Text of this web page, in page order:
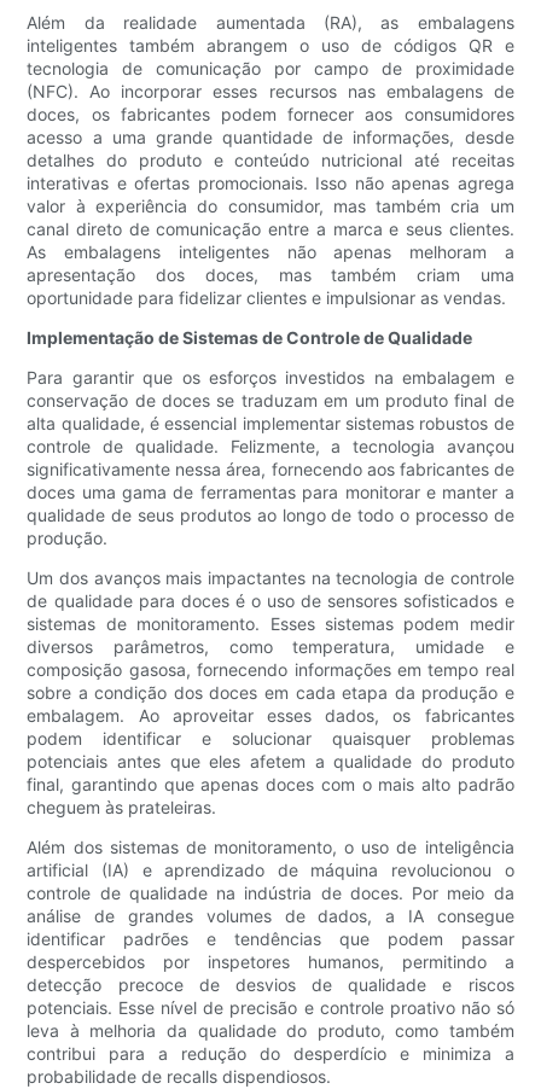
Além da realidade aumentada (RA), as embalagens
inteligentes também abrangem o uso de códigos QR e
tecnologia de comunicação por campo de proximidade
(NFC). Ao incorporar esses recursos nas embalagens de
doces, os fabricantes podem fornecer aos consumidores
acesso a uma grande quantidade de informações, desde
detalhes do produto e conteúdo nutricional até receitas
interativas e ofertas promocionais. Isso não apenas agrega
valor à experiência do consumidor, mas também cria um
canal direto de comunicação entre a marca e seus clientes.
As embalagens inteligentes não apenas melhoram a
apresentação dos doces, mas também criam uma
oportunidade para fidelizar clientes e impulsionar as vendas.
Implementação de Sistemas de Controle de Qualidade
Para garantir que os esforços investidos na embalagem e
conservação de doces se traduzam em um produto final de
alta qualidade, é essencial implementar sistemas robustos de
controle de qualidade. Felizmente, a tecnologia avançou
significativamente nessa área, fornecendo aos fabricantes de
doces uma gama de ferramentas para monitorar e manter a
qualidade de seus produtos ao longo de todo o processo de
produção.
Um dos avanços mais impactantes na tecnologia de controle
de qualidade para doces é o uso de sensores sofisticados e
sistemas de monitoramento. Esses sistemas podem medir
diversos parâmetros, como temperatura, umidade e
composição gasosa, fornecendo informações em tempo real
sobre a condição dos doces em cada etapa da produção e
embalagem. Ao aproveitar esses dados, os fabricantes
podem identificar e solucionar quaisquer problemas
potenciais antes que eles afetem a qualidade do produto
final, garantindo que apenas doces com o mais alto padrão
cheguem às prateleiras.
Além dos sistemas de monitoramento, o uso de inteligência
artificial (IA) e aprendizado de máquina revolucionou o
controle de qualidade na indústria de doces. Por meio da
análise de grandes volumes de dados, a IA consegue
identificar padrões e tendências que podem passar
despercebidos por inspetores humanos, permitindo a
detecção precoce de desvios de qualidade e riscos
potenciais. Esse nível de precisão e controle proativo não só
leva à melhoria da qualidade do produto, como também
contribui para a redução do desperdício e minimiza a
probabilidade de recalls dispendiosos.